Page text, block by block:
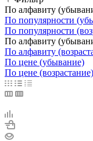
По алфавиту
По популярности
По популярности
По алфавиту
По алфавиту
По цене (убывание)
По цене (возрастание)